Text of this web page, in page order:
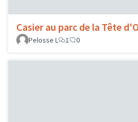
Casier au parc de la Tête
Pelosse L
1 0